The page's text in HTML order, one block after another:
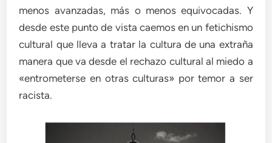
menos avanzadas, más o menos equivocadas. Y
desde este punto de vista caemos en un fetichismo
cultural que lleva a tratar la cultura de una extraña
manera que va desde el rechazo cultural al miedo a
«entrometerse en otras culturas» por temor a ser
racista.